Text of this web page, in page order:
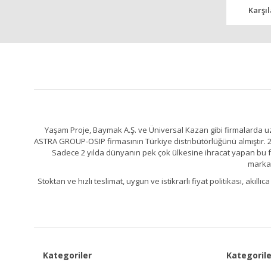
Yaşam Proje, Baymak A.Ş. ve Üniversal Kazan gibi firmalarda
ASTRA GROUP-OSIP firmasının Türkiye distribütörlüğünü
Sadece 2 yılda dünyanın pek çok ülkesine ihracat yapan
Stoktan ve hızlı teslimat, uygun ve istikrarlı fiyat politikası,
Kategoriler